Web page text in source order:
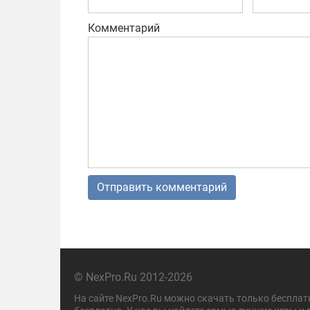
Комментарий
© NexPro.Ru 2012-2026
На сайте NexPro.Ru можно скачать только